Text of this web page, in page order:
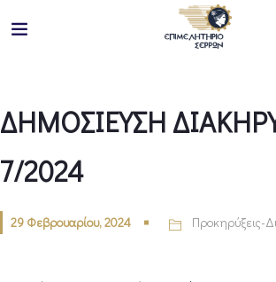
ΔΗΜΟΣΙΕΥΣΗ
7/2024
29 Φεβρουαρίου, 2024 Προκηρύξεις-